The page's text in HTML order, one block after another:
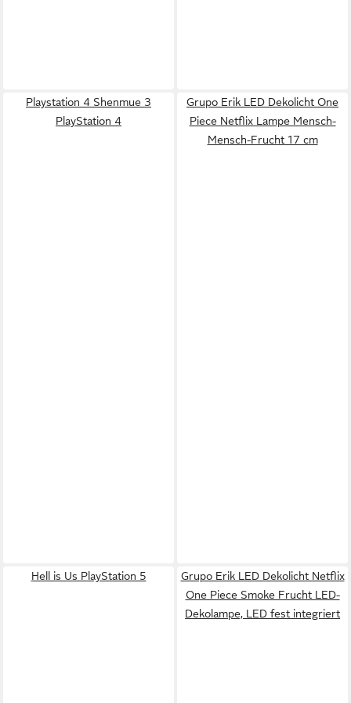
Playstation 4 Shenmue 3
PlayStation 4
Grupo Erik LED Dekolicht One
Piece Netflix Lampe Mensch-
Mensch-Frucht 17 cm
Hell is Us PlayStation 5
Grupo Erik LED Dekolicht Netflix
One Piece Smoke Frucht LED-
Dekolampe, LED fest integriert